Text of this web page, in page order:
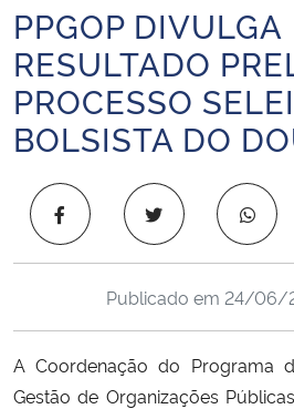
Ministério da Infraestrutura
Ministério da Agricultura, Pecuária e
Ministério da Educação
Ministério da Cidadania
Ministério da Saúde
Ministério de Minas e Energia
Ministério da Ciência, Tecnologia, Inovações
Início do conteúdo
PPGOP DIVULGA
RESULTADO
PROCESSO
BOLSISTA DO
Publicado em 24/06/
A Coordenação do Programa
Gestão de Organizações